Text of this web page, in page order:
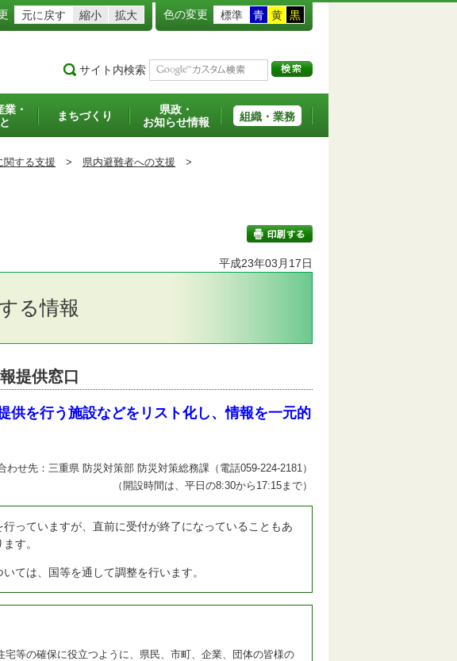
元に戻す 縮小 拡大 色の変更 標準 青 黄 黒
サイト内検索
・
まちづくり
県政・
お知らせ情報
組織・業務
関する支援 > 県内避難者への支援 >
平成23年03月17日
る情報
提供窓口
供を行う施設などをリスト化し、情報を一元的
わせ先：三重県 防災対策部 防災対策総務課（電話059-224-2181）
（開設時間は、平日の8:30から17:15まで）
っていますが、直前に受付が終了になっていることもあ
す。
ては、国等を通して調整を行います。
等の確保に役立つように、県民、市町、企業、団体の皆様の